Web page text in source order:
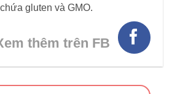
gluten và GMO.
thêm trên FB